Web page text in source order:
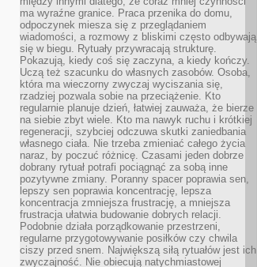
ma wyraźne granice. Praca przenika do domu,
odpoczynek miesza się z przeglądaniem
wiadomości, a rozmowy z bliskimi często odbywają
się w biegu. Rytuały przywracają strukturę.
Pokazują, kiedy coś się zaczyna, a kiedy kończy.
Uczą też szacunku do własnych zasobów. Osoba,
która ma wieczorny zwyczaj wyciszania się,
rzadziej pozwala sobie na przeciążenie. Kto
regularnie planuje dzień, łatwiej zauważa, że bierze
na siebie zbyt wiele. Kto ma nawyk ruchu i krótkiej
regeneracji, szybciej odczuwa skutki zaniedbania
własnego ciała. Nie trzeba zmieniać całego życia
naraz, by poczuć różnicę. Czasami jeden dobrze
dobrany rytuał potrafi pociągnąć za sobą inne
pozytywne zmiany. Poranny spacer poprawia sen,
lepszy sen poprawia koncentrację, lepsza
koncentracja zmniejsza frustrację, a mniejsza
frustracja ułatwia budowanie dobrych relacji.
Podobnie działa porządkowanie przestrzeni,
regularne przygotowywanie posiłków czy chwila
ciszy przed snem. Największą siłą rytuałów jest ich
zwyczajność. Nie obiecują natychmiastowej